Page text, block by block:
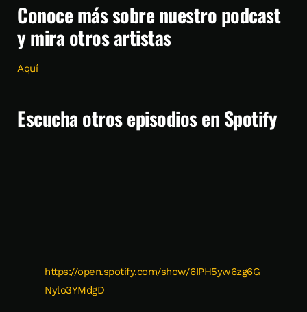
Conoce más sobre nuestro podcast
y mira otros artistas
Aquí
Escucha otros episodios en Spotify
https://open.spotify.com/show/6IPH5yw6zg6G
Nylo3YMdgD